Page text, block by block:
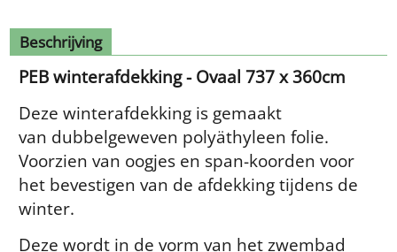
Beschrijving
PEB winterafdekking - Ovaal 737 x 360cm
Deze winterafdekking is gemaakt
van dubbelgeweven polyäthyleen folie.
Voorzien van oogjes en span-koorden voor
het bevestigen van de afdekking tijdens de
winter.
Deze wordt in de vorm van het zwembad